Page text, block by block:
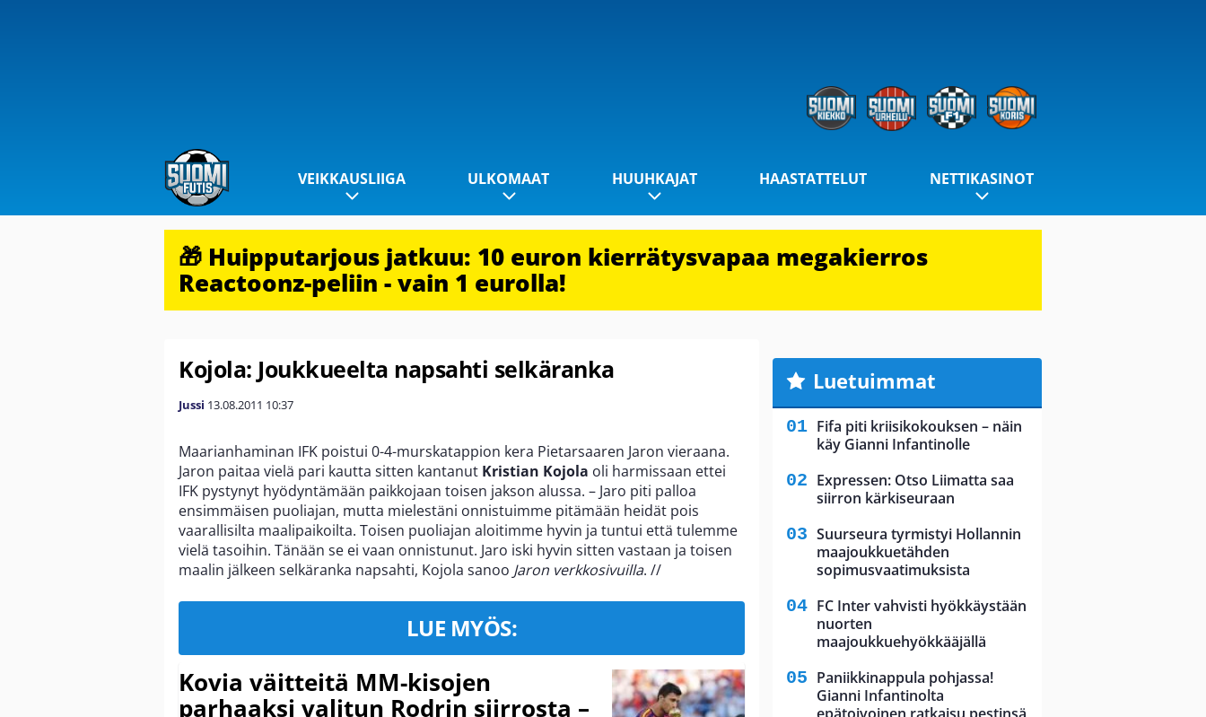
VEIKKAUSLIIGA ULKOMAAT HUUHKAJAT HAASTATTELUT NETTIKASINOT
🎁 Huipputarjous jatkuu: 10 euron kierrätysvapaa megakierros
Reactoonz-peliin - vain 1 eurolla!
Kojola: Joukkueelta napsahti selkäranka
Jussi 13.08.2011 10:37
Maarianhaminan IFK poistui 0-4-murskatappion kera Pietarsaaren Jaron vieraana.
Jaron paitaa vielä pari kautta sitten kantanut Kristian Kojola oli harmissaan ettei
IFK pystynyt hyödyntämään paikkojaan toisen jakson alussa. – Jaro piti palloa
ensimmäisen puoliajan, mutta mielestäni onnistuimme pitämään heidät pois
vaarallisilta maalipaikoilta. Toisen puoliajan aloitimme hyvin ja tuntui että tulemme
vielä tasoihin. Tänään se ei vaan onnistunut. Jaro iski hyvin sitten vastaan ja toisen
maalin jälkeen selkäranka napsahti, Kojola sanoo Jaron verkkosivuilla. //
LUE MYÖS:
Kovia väitteitä MM-kisojen
parhaaksi valitun Rodrin siirrosta –
Luetuimmat
Fifa piti kriisikokouksen – näin
käy Gianni Infantinolle
Expressen: Otso Liimatta saa
siirron kärkiseuraan
Suurseura tyrmistyi Hollannin
maajoukkuetähden
sopimusvaatimuksista
FC Inter vahvisti hyökkäystään
nuorten
maajoukkuehyökkääjällä
Paniikkinappula pohjassa!
Gianni Infantinolta